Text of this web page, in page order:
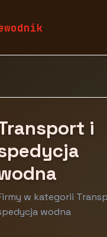
transport
i
w kategorii
wodna